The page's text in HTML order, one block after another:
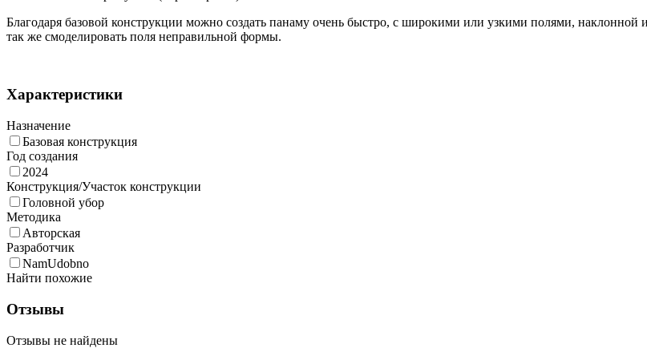
Благодаря базовой конструкции можно создать панаму очень быстро, с широкими или узкими полями,
так же смоделировать поля неправильной формы.
Характеристики
Назначение
Базовая конструкция
Год создания
2024
Конструкция/Участок конструкции
Головной убор
Методика
Авторская
Разработчик
NamUdobno
Найти похожие
Отзывы
Отзывы не найдены